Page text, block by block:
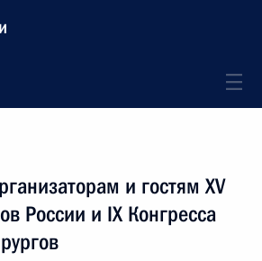
и гостям XV
России и IX Конгресса